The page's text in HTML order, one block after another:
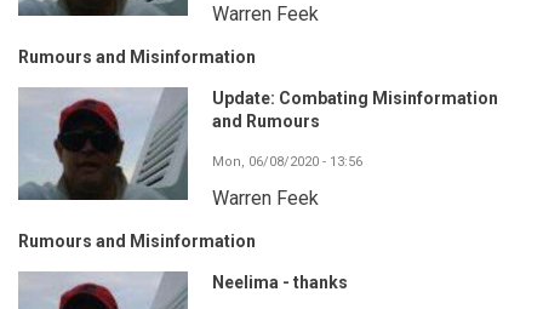
Warren Feek
Rumours and Misinformation
Update: Combating Misinformation
and Rumours
Mon, 06/08/2020 - 13:56
Warren Feek
Rumours and Misinformation
Neelima - thanks